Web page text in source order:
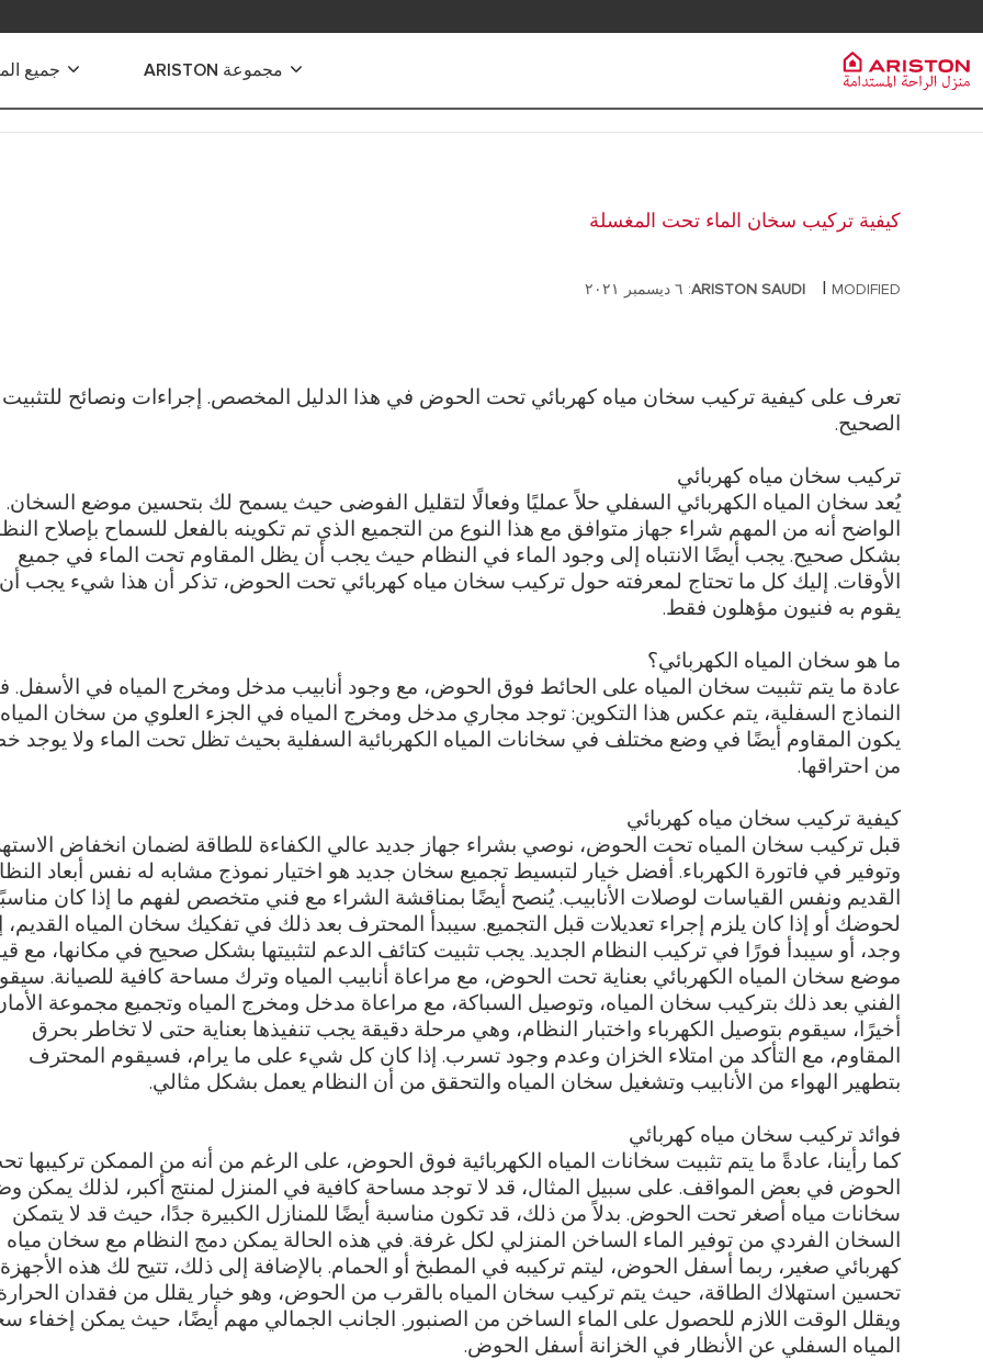
خدمة العملاء
مجموعة ARISTON
المجموعة
جميع
سخانات المياه الكهربائية
: جميع الطرازات سخانات المياه الكهربائية
كيفية تركيب سخان الماء تحت المغسلة
ARISTON SAUDI | MODIFIED: ٦ ديسمبر ٢٠٢١
تعرف على كيفية تركيب سخان مياه كهربائي تحت الحوض في هذا الدليل المخصص. إجراءات ونصائح للتثبيت
الصحيح.
تركيب سخان مياه كهربائي
يُعد سخان المياه الكهربائي السفلي حلاً عمليًا وفعالًا لتقليل الفوضى حيث يسمح لك بتحسين موضع
الواضح أنه من المهم شراء جهاز متوافق مع هذا النوع من التجميع الذي تم تكوينه بالفعل للسماح بإصلاح
بشكل صحيح. يجب أيضًا الانتباه إلى وجود الماء في النظام حيث يجب أن يظل المقاوم تحت الماء في جميع
الأوقات. إليك كل ما تحتاج لمعرفته حول تركيب سخان مياه كهربائي تحت الحوض، تذكر أن هذا شيء يجب أن
يقوم به فنيون مؤهلون فقط.
ما هو سخان المياه الكهربائي؟
عادة ما يتم تثبيت سخان المياه على الحائط فوق الحوض، مع وجود أنابيب مدخل ومخرج المياه في الأسفل.
النماذج السفلية، يتم عكس هذا التكوين: توجد مجاري مدخل ومخرج المياه في الجزء العلوي من سخان
يكون المقاوم أيضًا في وضع مختلف في سخانات المياه الكهربائية السفلية بحيث تظل تحت الماء ولا يوجد
من احتراقها.
كيفية تركيب سخان مياه كهربائي
قبل تركيب سخان المياه تحت الحوض، نوصي بشراء جهاز جديد عالي الكفاءة للطاقة لضمان انخفاض
وتوفير في فاتورة الكهرباء. أفضل خيار لتبسيط تجميع سخان جديد هو اختيار نموذج مشابه له نفس أبعاد
القديم ونفس القياسات لوصلات الأنابيب. يُنصح أيضًا بمناقشة الشراء مع فني متخصص لفهم ما إذا كان
لحوضك أو إذا كان يلزم إجراء تعديلات قبل التجميع. سيبدأ المحترف بعد ذلك في تفكيك سخان المياه القديم،
وجد، أو سيبدأ فورًا في تركيب النظام الجديد. يجب تثبيت كتائف الدعم لتثبيتها بشكل صحيح في مكانها، مع
موضع سخان المياه الكهربائي بعناية تحت الحوض، مع مراعاة أنابيب المياه وترك مساحة كافية للصيانة.
الفني بعد ذلك بتركيب سخان المياه، وتوصيل السباكة، مع مراعاة مدخل ومخرج المياه وتجميع مجموعة
أخيرًا، سيقوم بتوصيل الكهرباء واختبار النظام، وهي مرحلة دقيقة يجب تنفيذها بعناية حتى لا تخاطر بحرق
المقاوم، مع التأكد من امتلاء الخزان وعدم وجود تسرب. إذا كان كل شيء على ما يرام، فسيقوم المحترف
بتطهير الهواء من الأنابيب وتشغيل سخان المياه والتحقق من أن النظام يعمل بشكل مثالي.
فوائد تركيب سخان مياه كهربائي
كما رأينا، عادةً ما يتم تثبيت سخانات المياه الكهربائية فوق الحوض، على الرغم من أنه من الممكن تركيبها
الحوض في بعض المواقف. على سبيل المثال، قد لا توجد مساحة كافية في المنزل لمنتج أكبر، لذلك يمكن
سخانات مياه أصغر تحت الحوض. بدلاً من ذلك، قد تكون مناسبة أيضًا للمنازل الكبيرة جدًا، حيث قد لا يتمكن
السخان الفردي من توفير الماء الساخن المنزلي لكل غرفة. في هذه الحالة يمكن دمج النظام مع سخان مياه
كهربائي صغير، ربما أسفل الحوض، ليتم تركيبه في المطبخ أو الحمام. بالإضافة إلى ذلك، تتيح لك هذه الأجهزة
تحسين استهلاك الطاقة، حيث يتم تركيب سخان المياه بالقرب من الحوض، وهو خيار يقلل من فقدان
ويقلل الوقت اللازم للحصول على الماء الساخن من الصنبور. الجانب الجمالي مهم أيضًا، حيث يمكن إخفاء
المياه السفلي عن الأنظار في الخزانة أسفل الحوض.